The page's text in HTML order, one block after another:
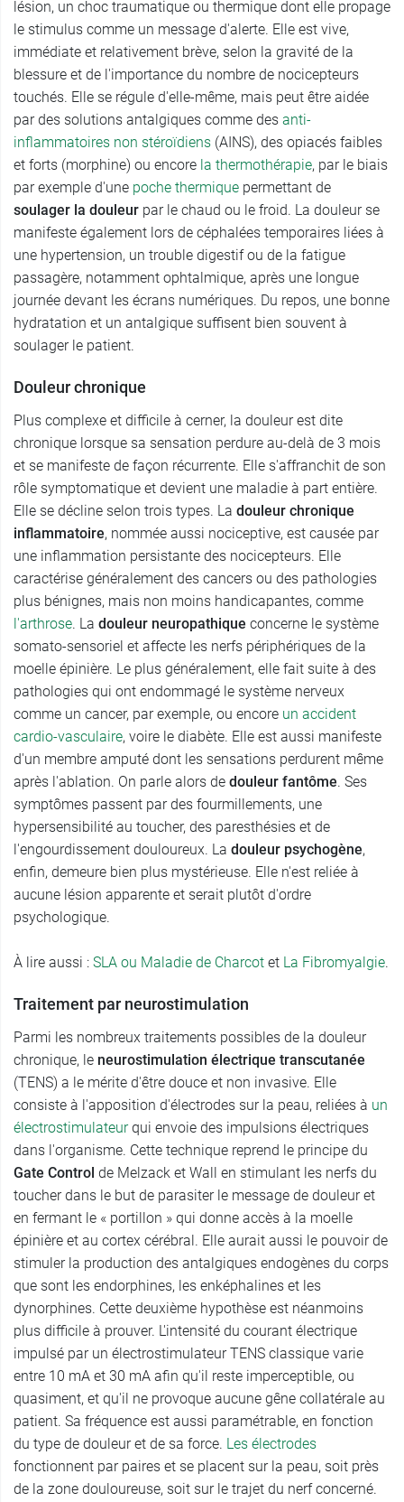
lésion, un choc traumatique ou thermique dont elle propage
le stimulus comme un message d'alerte. Elle est vive,
immédiate et relativement brève, selon la gravité de la
blessure et de l'importance du nombre de nocicepteurs
touchés. Elle se régule d'elle-même, mais peut être aidée
par des solutions antalgiques comme des anti-
inflammatoires non stéroïdiens (AINS), des opiacés faibles
et forts (morphine) ou encore la thermothérapie, par le biais
par exemple d'une poche thermique permettant de
soulager la douleur par le chaud ou le froid. La douleur se
manifeste également lors de céphalées temporaires liées à
une hypertension, un trouble digestif ou de la fatigue
passagère, notamment ophtalmique, après une longue
journée devant les écrans numériques. Du repos, une bonne
hydratation et un antalgique suffisent bien souvent à
soulager le patient.
Douleur chronique
Plus complexe et difficile à cerner, la douleur est dite
chronique lorsque sa sensation perdure au-delà de 3 mois
et se manifeste de façon récurrente. Elle s'affranchit de son
rôle symptomatique et devient une maladie à part entière.
Elle se décline selon trois types. La douleur chronique
inflammatoire, nommée aussi nociceptive, est causée par
une inflammation persistante des nocicepteurs. Elle
caractérise généralement des cancers ou des pathologies
plus bénignes, mais non moins handicapantes, comme
l'arthrose. La douleur neuropathique concerne le système
somato-sensoriel et affecte les nerfs périphériques de la
moelle épinière. Le plus généralement, elle fait suite à des
pathologies qui ont endommagé le système nerveux
comme un cancer, par exemple, ou encore un accident
cardio-vasculaire, voire le diabète. Elle est aussi manifeste
d'un membre amputé dont les sensations perdurent même
après l'ablation. On parle alors de douleur fantôme. Ses
symptômes passent par des fourmillements, une
hypersensibilité au toucher, des paresthésies et de
l'engourdissement douloureux. La douleur psychogène,
enfin, demeure bien plus mystérieuse. Elle n'est reliée à
aucune lésion apparente et serait plutôt d'ordre
psychologique.
À lire aussi : SLA ou Maladie de Charcot et La Fibromyalgie.
Traitement par neurostimulation
Parmi les nombreux traitements possibles de la douleur
chronique, le neurostimulation électrique transcutanée
(TENS) a le mérite d'être douce et non invasive. Elle
consiste à l'apposition d'électrodes sur la peau, reliées à un
électrostimulateurqui envoie des impulsions électriques
dans l'organisme. Cette technique reprend le principe du
Gate Control de Melzack et Wall en stimulant les nerfs du
toucher dans le but de parasiter le message de douleur et
en fermant le « portillon » qui donne accès à la moelle
épinière et au cortex cérébral. Elle aurait aussi le pouvoir de
stimuler la production des antalgiques endogènes du corps
que sont les endorphines, les enképhalines et les
dynorphines. Cette deuxième hypothèse est néanmoins
plus difficile à prouver. L'intensité du courant électrique
impulsé par un électrostimulateur TENS classique varie
entre 10 mA et 30 mA afin qu'il reste imperceptible, ou
quasiment, et qu'il ne provoque aucune gêne collatérale au
patient. Sa fréquence est aussi paramétrable, en fonction
du type de douleur et de sa force. Les électrodes
fonctionnent par paires et se placent sur la peau, soit près
de la zone douloureuse, soit sur le trajet du nerf concerné.